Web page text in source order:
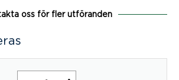
oss för fler utföranden